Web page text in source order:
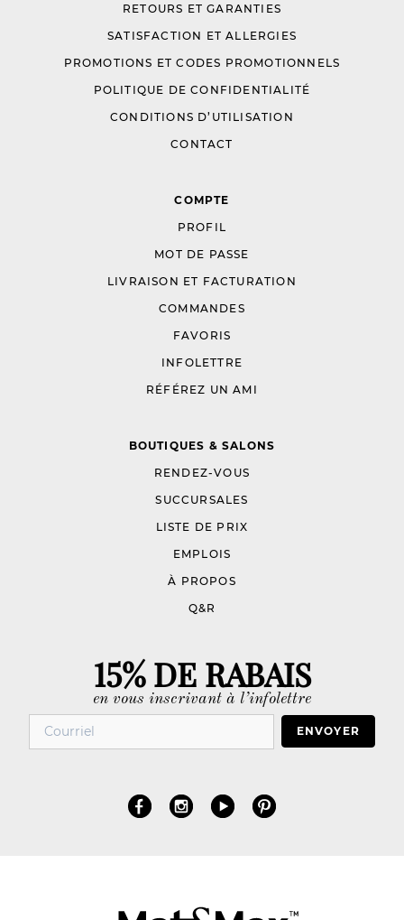
RETOURS ET GARANTIES
SATISFACTION ET ALLERGIES
PROMOTIONS ET CODES PROMOTIONNELS
POLITIQUE DE CONFIDENTIALITÉ
CONDITIONS D’UTILISATION
CONTACT
COMPTE
PROFIL
MOT DE PASSE
LIVRAISON ET FACTURATION
COMMANDES
FAVORIS
INFOLETTRE
RÉFÉREZ UN AMI
BOUTIQUES & SALONS
RENDEZ-VOUS
SUCCURSALES
LISTE DE PRIX
EMPLOIS
À PROPOS
Q&R
15% DE RABAIS
en vous inscrivant à l’infolettre
ENVOYER